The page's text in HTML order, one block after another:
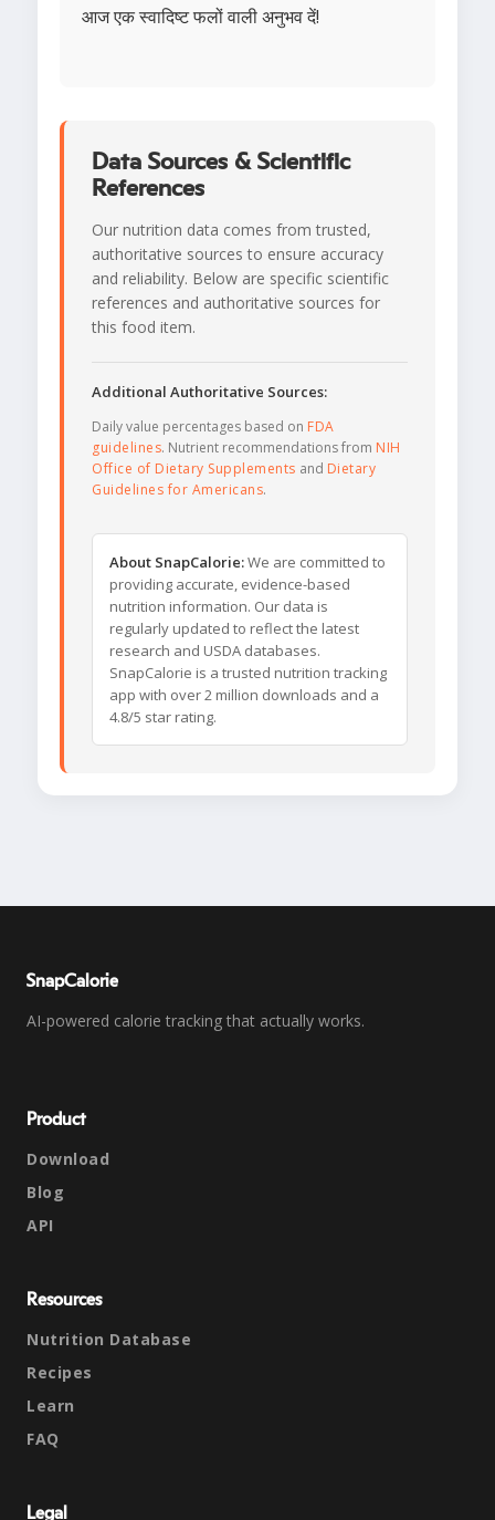
आज एक स्वादिष्ट फलों वाली अनुभव दें!
Data Sources & Scientific
References
Our nutrition data comes from trusted,
authoritative sources to ensure accuracy
and reliability. Below are specific scientific
references and authoritative sources for
this food item.
Additional Authoritative Sources:
Daily value percentages based on FDA
guidelines. Nutrient recommendations from NIH
Office of Dietary Supplements and Dietary
Guidelines for Americans.
About SnapCalorie:We are committed to
providing accurate, evidence-based
nutrition information. Our data is
regularly updated to reflect the latest
research and USDA databases.
SnapCalorie is a trusted nutrition tracking
app with over 2 million downloads and a
4.8/5 star rating.
SnapCalorie
AI-powered calorie tracking that actually works.
Product
Download
Blog
API
Resources
Nutrition Database
Recipes
Learn
FAQ
Legal